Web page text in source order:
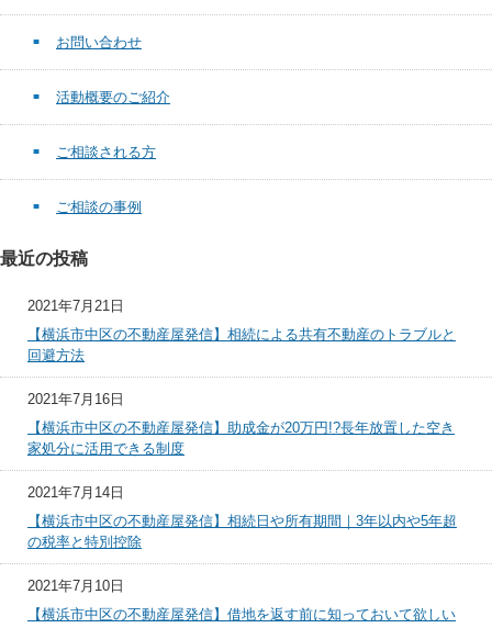
お問い合わせ
活動概要のご紹介
ご相談される方
ご相談の事例
最近の投稿
2021年7月21日
【横浜市中区の不動産屋発信】相続による共有不動産のトラブルと
回避方法
2021年7月16日
【横浜市中区の不動産屋発信】助成金が20万円!?長年放置した空き
家処分に活用できる制度
2021年7月14日
【横浜市中区の不動産屋発信】相続日や所有期間｜3年以内や5年超
の税率と特別控除
2021年7月10日
【横浜市中区の不動産屋発信】借地を返す前に知っておいて欲しい